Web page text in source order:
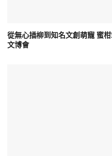
從無心插柳到知名文創萌寵 蜜
文博會